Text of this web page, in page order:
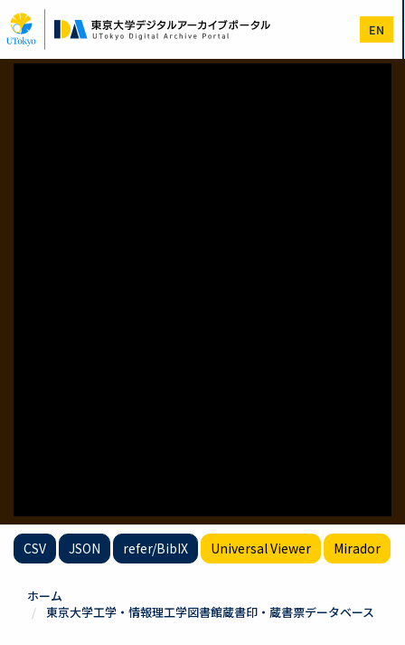
イ
ン
コ
EN
CSV JSON refer/BibIX Universal Viewer Mirador
ホーム
東京大学工学・情報理工学図書館蔵書印・蔵書票データベース